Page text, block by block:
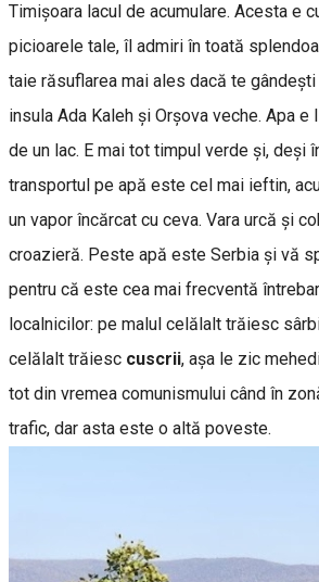
Timișoara lacul de acumulare. Acesta e
picioarele tale, îl admiri în toată
taie răsuflarea mai ales dacă te
insula Ada Kaleh și Orșova veche. Apa
de un lac. E mai tot timpul verde și, deși
transportul pe apă este cel mai ieftin,
un vapor încărcat cu ceva. Vara urcă și
croazieră. Peste apă este Serbia și vă
pentru că este cea mai frecventă
localnicilor: pe malul celălalt trăiesc
celălalt trăiesc cuscrii, așa le zic
tot din vremea comunismului când în
trafic, dar asta este o altă poveste.